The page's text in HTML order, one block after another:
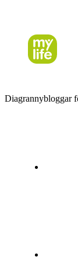
Diagrannybloggar